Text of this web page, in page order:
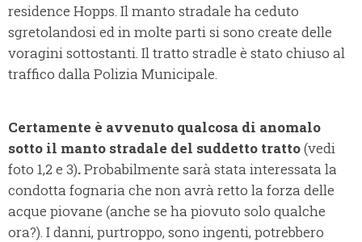
residence Hopps. Il manto stradale ha ceduto
sgretolandosi ed in molte parti si sono create delle
voragini sottostanti. Il tratto stradle è stato chiuso al
traffico dalla Polizia Municipale.
Certamente è avvenuto qualcosa di anomalo
sotto il manto stradale del suddetto tratto(vedi
foto 1,2 e 3).Probabilmente sarà stata interessata la
condotta fognaria che non avrà retto la forza delle
acque piovane (anche se ha piovuto solo qualche
ora?). I danni, purtroppo, sono ingenti, potrebbero